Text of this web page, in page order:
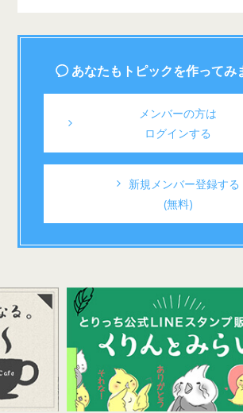
あなたもトピックを作ってみ
メンバーの方は
ログインする
新規メンバー登録する
(無料)